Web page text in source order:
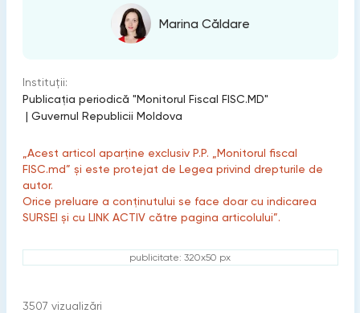
Marina Căldare
Instituții:
Publicaţia periodică "Monitorul Fiscal FISC.MD"
| Guvernul Republicii Moldova
„Acest articol aparține exclusiv P.P. „Monitorul fiscal
FISC.md” și este protejat de Legea privind drepturile de
autor.
Orice preluare a conținutului se face doar cu indicarea
SURSEI și cu LINK ACTIV către pagina articolului”.
publicitate: 320x50 px
3507 vizualizări